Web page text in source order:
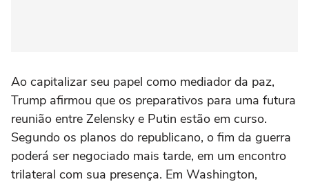
Ao capitalizar seu papel como mediador da paz,
Trump afirmou que os preparativos para uma futura
reunião entre Zelensky e Putin estão em curso.
Segundo os planos do republicano, o fim da guerra
poderá ser negociado mais tarde, em um encontro
trilateral com sua presença. Em Washington,